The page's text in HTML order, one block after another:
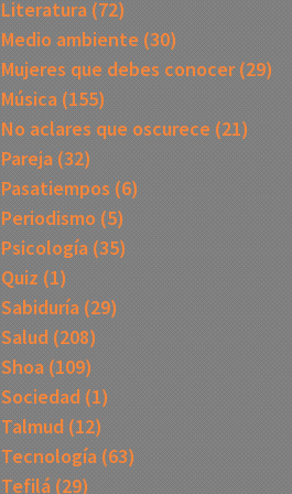
Literatura (72)
Medio ambiente (30)
Mujeres que debes conocer(29)
Música (155)
No aclares que oscurece (21)
Pareja (32)
Pasatiempos (6)
Periodismo (5)
Psicología (35)
Quiz (1)
Sabiduría (29)
Salud (208)
Shoa (109)
Sociedad (1)
Talmud (12)
Tecnología (63)
Tefilá (29)